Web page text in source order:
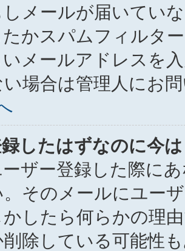
メールが届いてい
たかスパムフィルタ
メールアドレスを
場合は管理人にお
録したはずなのに今
ザー登録した際に
。そのメールにユー
したら何らかの理
除している可能性